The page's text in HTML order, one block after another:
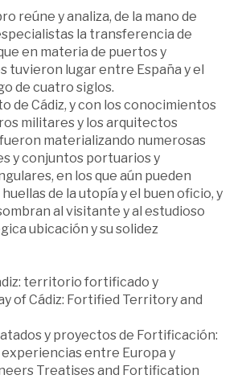
reúne y analiza, de la mano de
la transferencia de
en materia de puertos y
tuvieron lugar entre España y el
de cuatro siglos.
de Cádiz, y con los conocimientos
militares y los arquitectos
materializando numerosas
y conjuntos portuarios y
en los que aún pueden
de la utopía y el buen oficio, y
al visitante y al estudioso
ubicación y su solidez
territorio fortificado y
of Cádiz: Fortified Territory and
y proyectos de Fortificación:
entre Europa y
Treatises and Fortification